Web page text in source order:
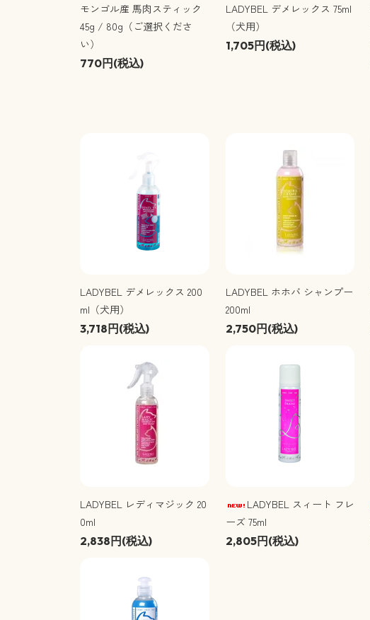
モンゴル産 馬肉スティック
45g / 80g（ご選択くださ
い）
770円(税込)
LADYBEL デメレックス 75ml
（犬用）
1,705円(税込)
LADYBEL デメレックス 200
ml（犬用）
3,718円(税込)
LADYBEL ホホバ シャンプー
200ml
2,750円(税込)
LADYBEL レディマジック 20
0ml
2,838円(税込)
LADYBEL スィート フレ
ーズ 75ml
2,805円(税込)